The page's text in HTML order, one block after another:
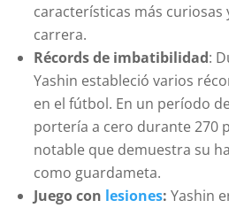
características más curiosas
carrera.
Récords de imbatibilidad:
Yashin estableció varios
en el fútbol. En un período
portería a cero durante 270
notable que demuestra su
como guardameta.
Juego con lesiones: Yashin